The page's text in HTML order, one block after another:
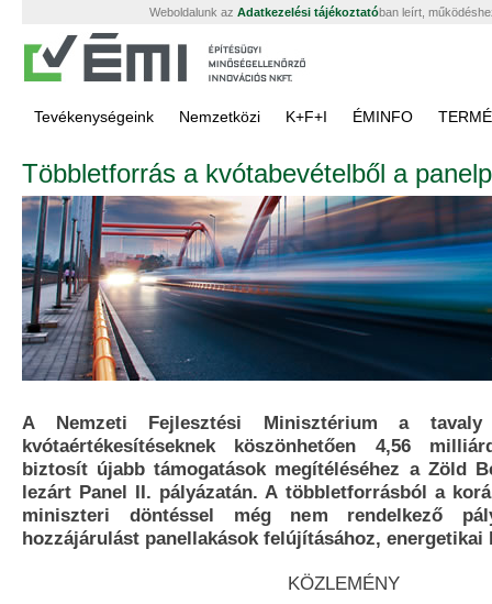
Weboldalunk az Adatkezelési tájékoztatóban leírt,
Tevékenységeink Nemzetközi K+F+I ÉMINFO
Többletforrás a kvótabevételből a
A Nemzeti Fejlesztési Minisztérium a
kvótaértékesítéseknek köszönhetően 4,56
biztosít újabb támogatások megítéléséhez a Zöld
lezárt Panel II. pályázatán. A többletforrásból a
miniszteri döntéssel még nem rendelkező
hozzájárulást panellakások felújításához, energetikai
KÖZLEMÉNY